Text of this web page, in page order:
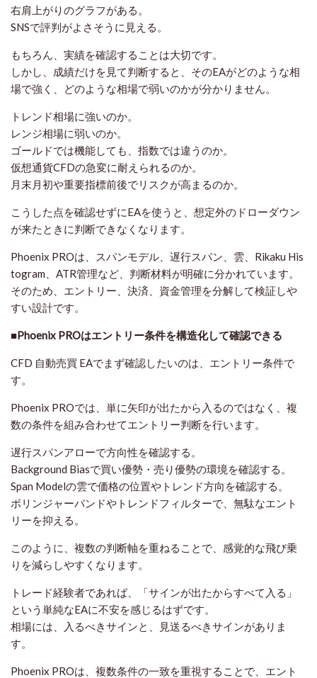
右肩上がりのグラフがある。
SNSで評判がよさそうに見える。
もちろん、実績を確認することは大切です。
しかし、成績だけを見て判断すると、そのEAがどのような相
場で強く、どのような相場で弱いのかが分かりません。
トレンド相場に強いのか。
レンジ相場に弱いのか。
ゴールドでは機能しても、指数では違うのか。
仮想通貨CFDの急変に耐えられるのか。
月末月初や重要指標前後でリスクが高まるのか。
こうした点を確認せずにEAを使うと、想定外のドローダウン
が来たときに判断できなくなります。
Phoenix PROは、スパンモデル、遅行スパン、雲、Rikaku His
togram、ATR管理など、判断材料が明確に分かれています。
そのため、エントリー、決済、資金管理を分解して検証しや
すい設計です。
■Phoenix PROはエントリー条件を構造化して確認できる
CFD 自動売買 EAでまず確認したいのは、エントリー条件で
す。
Phoenix PROでは、単に矢印が出たから入るのではなく、複
数の条件を組み合わせてエントリー判断を行います。
遅行スパンアローで方向性を確認する。
Background Biasで買い優勢・売り優勢の環境を確認する。
Span Modelの雲で価格の位置やトレンド方向を確認する。
ボリンジャーバンドやトレンドフィルターで、無駄なエント
リーを抑える。
このように、複数の判断軸を重ねることで、感覚的な飛び乗
りを減らしやすくなります。
トレード経験者であれば、「サインが出たからすべて入る」
という単純なEAに不安を感じるはずです。
相場には、入るべきサインと、見送るべきサインがありま
す。
Phoenix PROは、複数条件の一致を重視することで、エント